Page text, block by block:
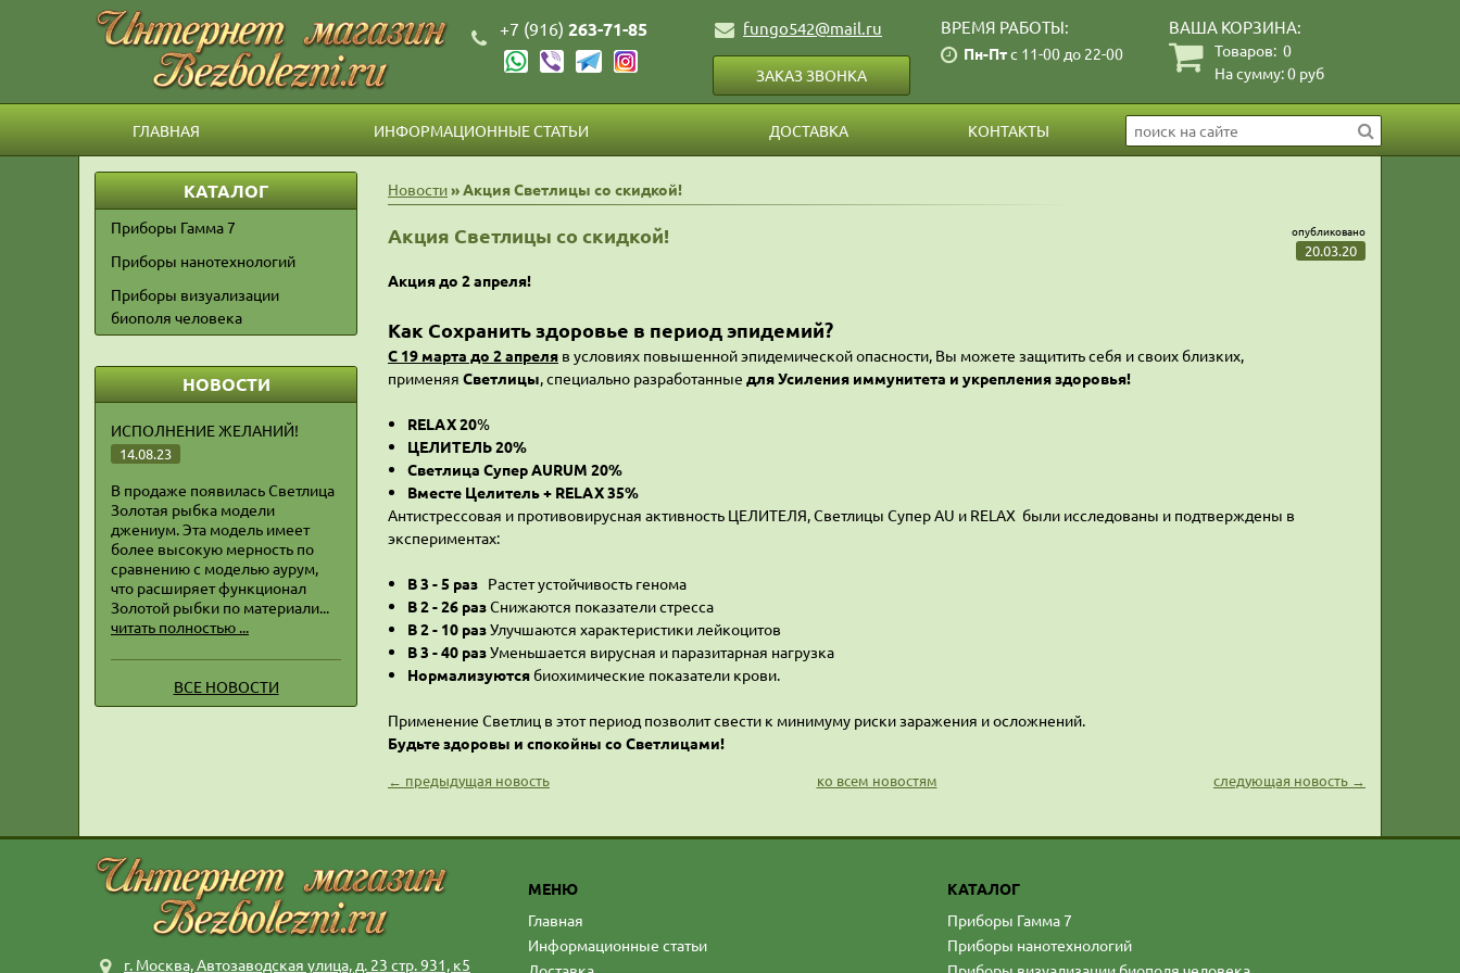
+7 (916) 263-71-85 fungo542@mail.ru
ЗАКАЗ ЗВОНКА
ВРЕМЯ РАБОТЫ:
Пн-Птс 11-00 до 22-00
ВАША КОРЗИНА:
Товаров: 0
На сумму:0 руб
ГЛАВНАЯ ИНФОРМАЦИОННЫЕ СТАТЬИ ДОСТАВКА КОНТАКТЫ
КАТАЛОГ
Приборы Гамма 7
Приборы нанотехнологий
Приборы визуализации
биополя человека
НОВОСТИ
ИСПОЛНЕНИЕ ЖЕЛАНИЙ!
14.08.23
В продаже появилась Светлица
Золотая рыбка модели
джениум. Эта модель имеет
более высокую мерность по
сравнению с моделью аурум,
что расширяет функционал
Золотой рыбки по материали...
читать полностью ...
ВСЕ НОВОСТИ
Новости» Акция Светлицы со скидкой!
Акция Светлицы со скидкой! опубликовано
20.03.20
Акция до 2 апреля!
Как Сохранить здоровье в период эпидемий?
С 19 марта до 2 апреля в условиях повышенной эпидемической опасности, Вы можете защитить себя и своих близких,
применяя Светлицы, специально разработанные дляУсиления иммунитета и укрепления здоровья!
RELAX 20%
ЦЕЛИТЕЛЬ 20%
Светлица Супер AURUM 20%
Вместе Целитель + RELAX 35%
Антистрессовая и противовирусная активность ЦЕЛИТЕЛЯ, Светлицы Супер AU и RELAX были исследованы и подтверждены в
экспериментах:
В 3 - 5 раз Растет устойчивость генома
В 2 - 26 разСнижаются показатели стресса
В 2 - 10 разУлучшаются характеристики лейкоцитов
В 3 - 40 разУменьшается вирусная и паразитарная нагрузка
Нормализуютсябиохимические показатели крови.
Применение Светлиц в этот период позволит свести к минимуму риски заражения и осложнений.
Будьте здоровы и спокойны со Светлицами!
← предыдущая новость ко всем новостям следующая новость →
г. Москва, Автозаводская улица, д. 23 стр. 931, к5
МЕНЮ
Главная
Информационные статьи
КАТАЛОГ
Приборы Гамма 7
Приборы нанотехнологий